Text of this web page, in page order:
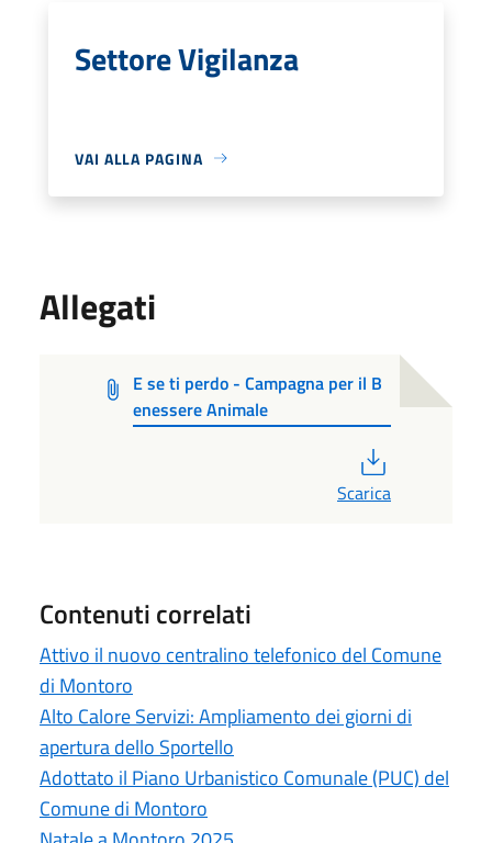
Settore Vigilanza
VAI ALLA PAGINA
Allegati
E se ti perdo - Campagna per il B
enessere Animale
Scarica
Contenuti correlati
Attivo il nuovo centralino telefonico del Comune
di Montoro
Alto Calore Servizi: Ampliamento dei giorni di
apertura dello Sportello
Adottato il Piano Urbanistico Comunale (PUC) del
Comune di Montoro